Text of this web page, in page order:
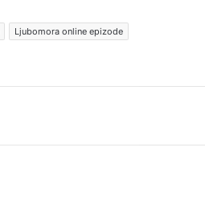
Ljubomora online epizode